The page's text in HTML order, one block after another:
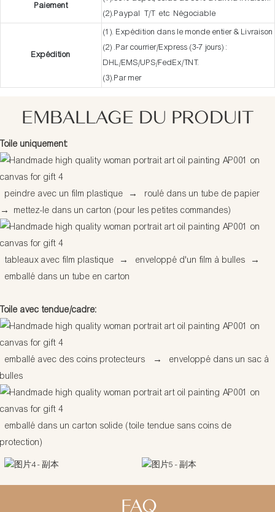
Paiement
(2).Paypal T/T etc Négociable
Expédition
(1). Expédition dans le monde entier & Livraison
(2) .Par courrier/Express (3-7 jours) :
DHL/EMS/UPS/FedEx/TNT.
(3).Par mer
EMBALLAGE DU PRODUIT
Toile uniquement:
peindre avec un film plastique →
roulé dans un tube de papier
→
mettez-le dans un carton (pour les petites commandes)
tableaux avec film plastique → enveloppé d'un film à bulles
→
emballé dans un tube en carton
Toile avec tendue/cadre:
emballé avec des coins protecteurs →
enveloppé dans un sac à
bulles
emballé dans un carton solide (toile tendue sans coins de
protection)
FAQ